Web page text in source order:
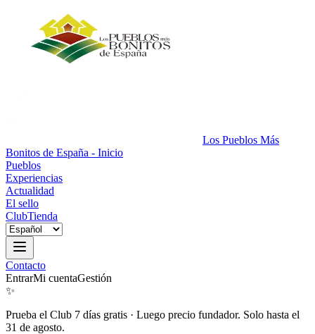
Los Pueblos Más
Bonitos de España - Inicio
Pueblos
Experiencias
Actualidad
El sello
ClubTienda
Contacto
EntrarMi cuentaGestión
✨
Prueba el Club 7 días gratis · Luego precio fundador. Solo hasta el
31 de agosto.